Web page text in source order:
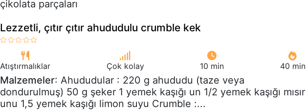
çikolata parçaları
Lezzetli, çıtır çıtır ahududulu crumble kek
Atıştırmalıklar Çok kolay 10 min 40 min
Malzemeler: Ahududular : 220 g ahududu (taze veya
dondurulmuş) 50 g şeker 1 yemek kaşığı un 1/2 yemek kaşığı mısır
unu 1,5 yemek kaşığı limon suyu Crumble :...